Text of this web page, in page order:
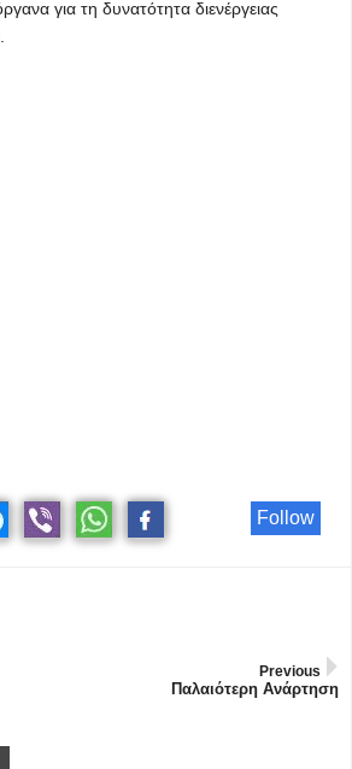
για τη δυνατότητα διενέργειας
Follow
Previous
Παλαιότερη Ανάρτηση